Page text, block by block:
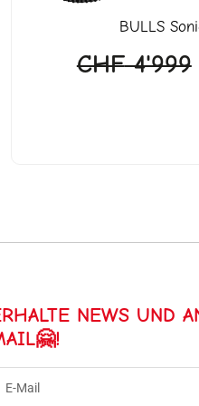
BULLS
CHF4'999
NEWS UND